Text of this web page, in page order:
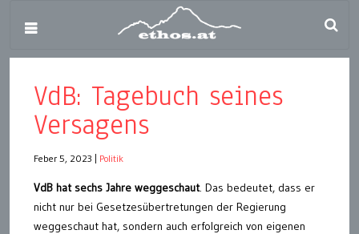
VdB: Tagebuch seines
Versagens
Feber 5, 2023 Politik
VdB hat sechs Jahre weggeschaut. Das bedeutet, dass er
nicht nur bei Gesetzesübertretungen der Regierung
weggeschaut hat, sondern auch erfolgreich von eigenen